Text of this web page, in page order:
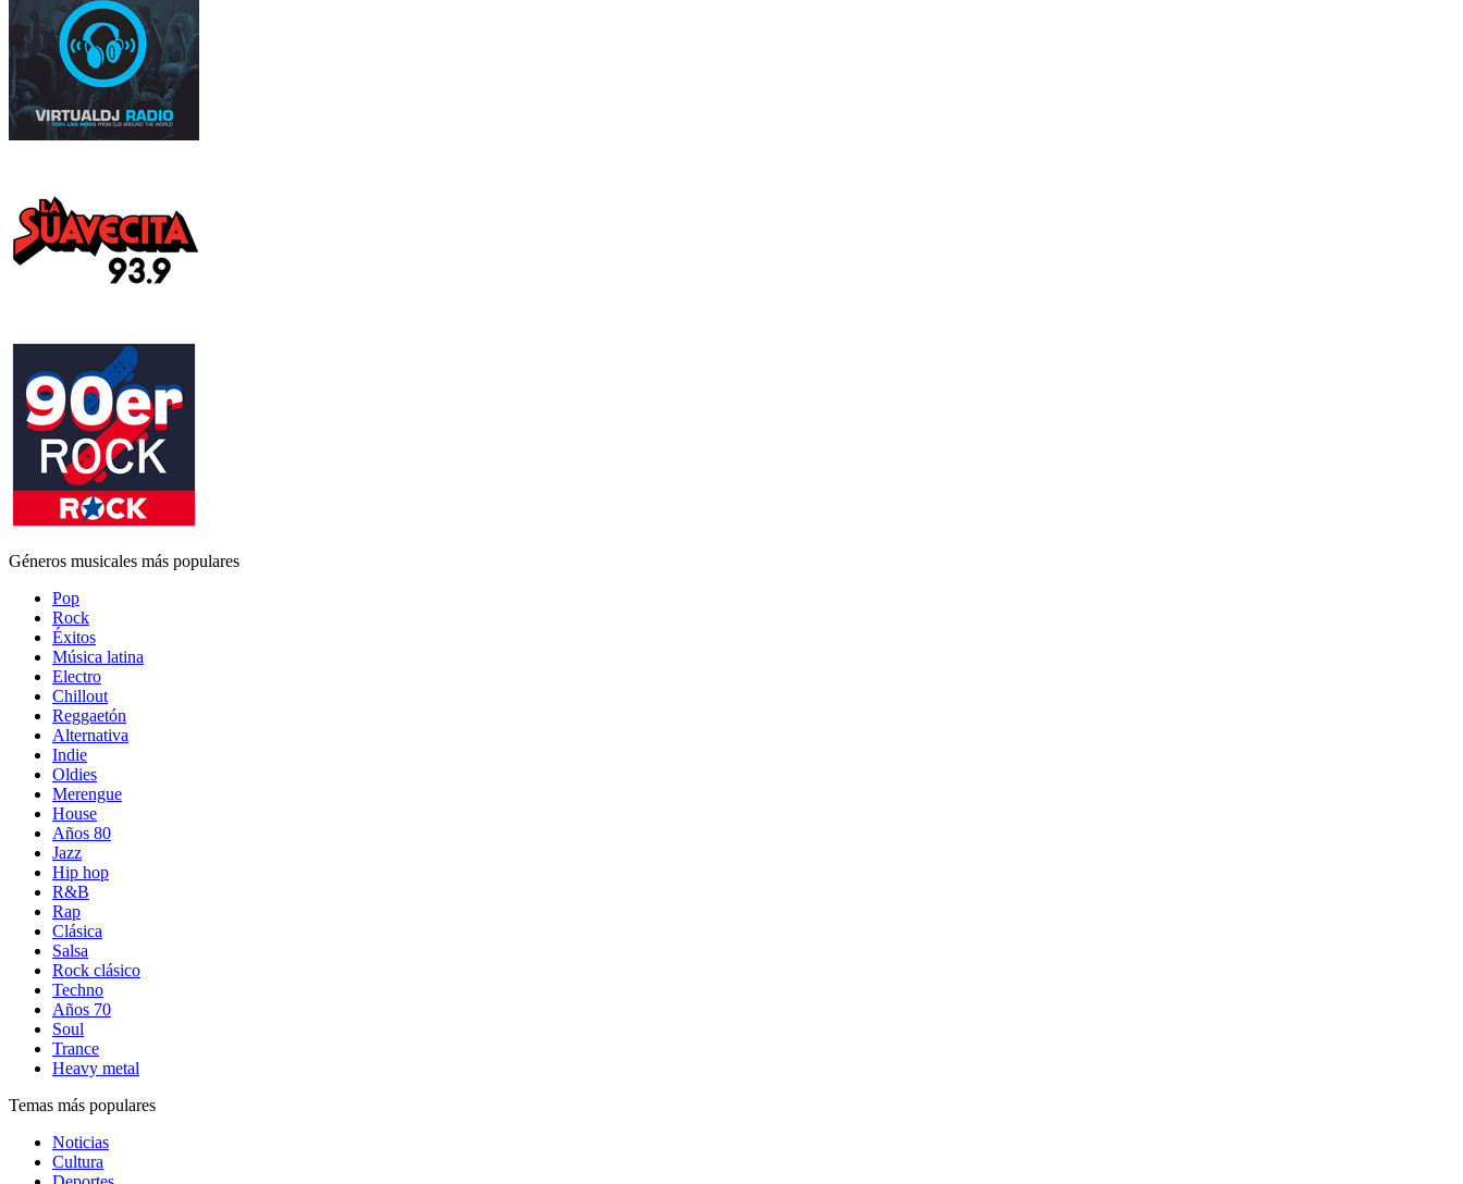
Géneros musicales más populares
Pop
Rock
Éxitos
Música latina
Electro
Chillout
Reggaetón
Alternativa
Indie
Oldies
Merengue
House
Años 80
Jazz
Hip hop
R&B
Rap
Clásica
Salsa
Rock clásico
Techno
Años 70
Soul
Trance
Heavy metal
Temas más populares
Noticias
Cultura